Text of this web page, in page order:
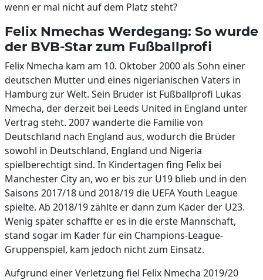
wenn er mal nicht auf dem Platz steht?
Felix Nmechas Werdegang: So wurde
der BVB-Star zum Fußballprofi
Felix Nmecha kam am 10. Oktober 2000 als Sohn einer
deutschen Mutter und eines nigerianischen Vaters in
Hamburg zur Welt. Sein Bruder ist Fußballprofi Lukas
Nmecha, der derzeit bei Leeds United in England unter
Vertrag steht. 2007 wanderte die Familie von
Deutschland nach England aus, wodurch die Brüder
sowohl in Deutschland, England und Nigeria
spielberechtigt sind. In Kindertagen fing Felix bei
Manchester City an, wo er bis zur U19 blieb und in den
Saisons 2017/18 und 2018/19 die UEFA Youth League
spielte. Ab 2018/19 zählte er dann zum Kader der U23.
Wenig später schaffte er es in die erste Mannschaft,
stand sogar im Kader für ein Champions-League-
Gruppenspiel, kam jedoch nicht zum Einsatz.
Aufgrund einer Verletzung fiel Felix Nmecha 2019/20